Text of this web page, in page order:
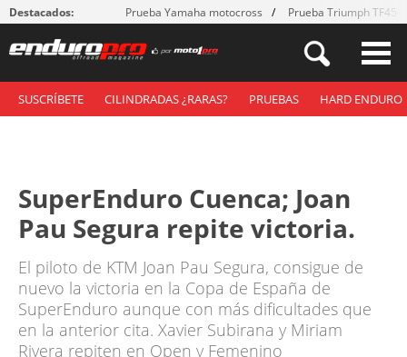
Destacados: Prueba Yamaha motocross Prueba Triumph
SUSCRÍBETE CILINDRADAS ¿RARAS? PRUEBAS HARD ENDURO
SuperEnduro Cuenca; Joan
Pau Segura repite victoria.
El piloto de KTM Joan Pau Segura, consigue de
nuevo la victoria en la Copa de España de
SuperEnduro aunque con más dificultades que
en la anterior cita. Xavier Subirana y Miriam
Rivera repiten en Open y Femenino